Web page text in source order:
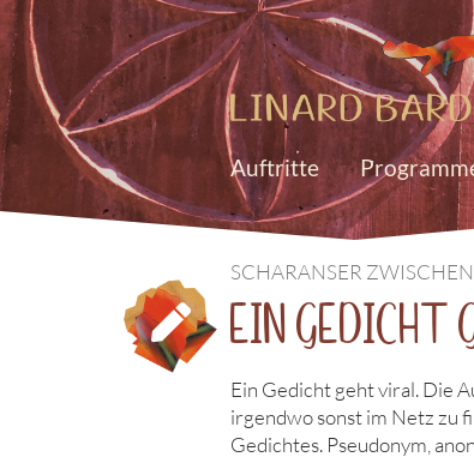
Auftritte
SCHARANSER
Ein Gedicht
Ein Gedicht geht viral. Die
irgendwo sonst im Netz zu
Gedichtes. Pseudonym,